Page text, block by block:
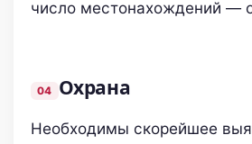
число местонахождений —
Охрана
Необходимы скорейшее